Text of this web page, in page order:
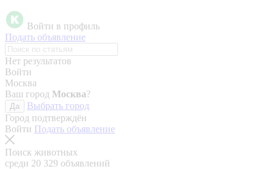
Войти в профиль
Подать объявление
Нет результатов
Войти
Москва
Ваш город Москва?
Да
Выбрать город
Город подтверждён
Войти Подать объявление
Поиск животных
среди 20 329 объявлений